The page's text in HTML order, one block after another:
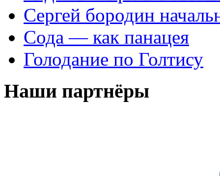
Сергей бородин
Сода — как панацея
Голодание по Голтису
Наши партнёры